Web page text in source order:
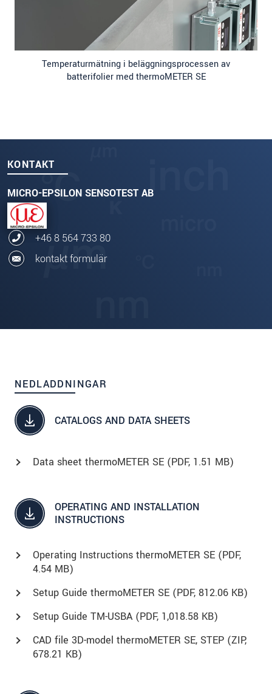
Temperaturmätning i beläggningsprocessen av
batterifolier med thermoMETER SE
KONTAKT
MICRO-EPSILON SENSOTEST AB
+46 8 564 733 80
kontakt formulär
NEDLADDNINGAR
CATALOGS AND DATA SHEETS
Data sheet thermoMETER SE (PDF, 1.51 MB)
OPERATING AND INSTALLATION
INSTRUCTIONS
Operating Instructions thermoMETER SE (PDF,
4.54 MB)
Setup Guide thermoMETER SE (PDF, 812.06 KB)
Setup Guide TM-USBA (PDF, 1,018.58 KB)
CAD file 3D-model thermoMETER SE, STEP (ZIP,
678.21 KB)